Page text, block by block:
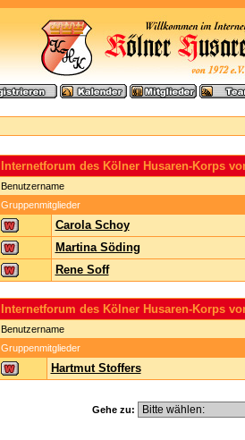
Internetforum des Kölner Husaren-Korps
Benutzername
Gruppenmitglieder
Carola Schoy
Martina Söding
Rene Soff
Internetforum des Kölner Husaren-Korps
Benutzername
Gruppenmitglieder
Hartmut Stoffers
Gehe zu: